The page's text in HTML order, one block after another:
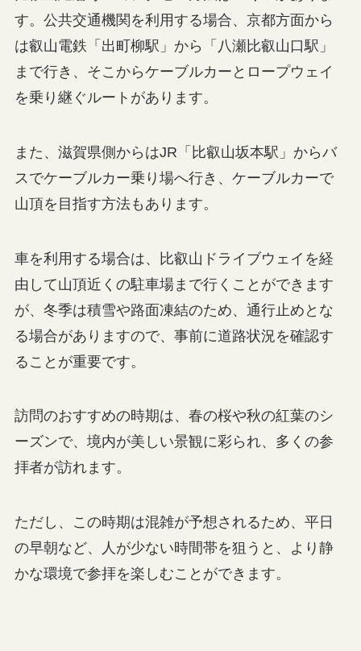
す。公共交通機関を利用する場合、京都方面から
は叡山電鉄「出町柳駅」から「八瀬比叡山口駅」
まで行き、そこからケーブルカーとロープウェイ
を乗り継ぐルートがあります。
また、滋賀県側からはJR「比叡山坂本駅」からバ
スでケーブルカー乗り場へ行き、ケーブルカーで
山頂を目指す方法もあります。
車を利用する場合は、比叡山ドライブウェイを経
由して山頂近くの駐車場まで行くことができます
が、冬季は積雪や路面凍結のため、通行止めとな
る場合がありますので、事前に道路状況を確認す
ることが重要です。
訪問のおすすめの時期は、春の桜や秋の紅葉のシ
ーズンで、境内が美しい景観に彩られ、多くの参
拝者が訪れます。
ただし、この時期は混雑が予想されるため、平日
の早朝など、人が少ない時間帯を狙うと、より静
かな環境で参拝を楽しむことができます。